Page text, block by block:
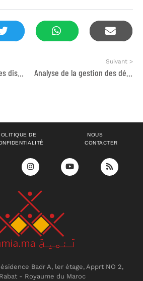
Suivant >
DE
NOUS
CONTACTER
Badr A, ler étage, Apprt NO 2,
- Royaume du Maroc